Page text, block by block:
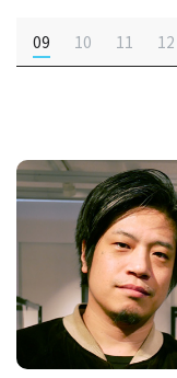
09 10 11 12